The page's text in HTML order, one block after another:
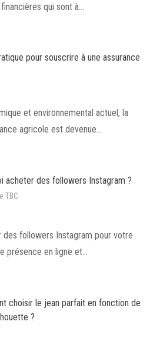
qui sont à…
pour souscrire à une assurance
et environnemental actuel, la
agricole est devenue…
acheter des followers Instagram ?
TBC
des followers Instagram pour votre
présence en ligne et…
choisir le jean parfait en fonction de
?